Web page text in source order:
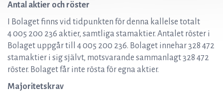
Antal aktier och röster
I Bolaget finns vid tidpunkten för denna kallelse totalt
4 005 200 236 aktier, samtliga stamaktier. Antalet röster i
Bolaget uppgår till 4 005 200 236. Bolaget innehar 328 472
stamaktier i sig självt, motsvarande sammanlagt 328 472
röster. Bolaget får inte rösta för egna aktier.
Majoritetskrav